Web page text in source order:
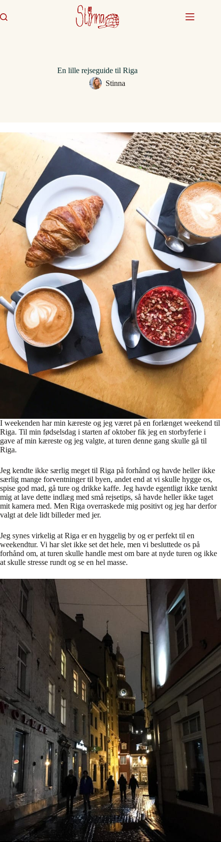
til
indhold
En lille rejseguide til Riga
Stinna
I weekenden har min kæreste og jeg været på en forlænget weekend til
Riga. Til min fødselsdag i starten af oktober fik jeg en storbyferie i
gave af min kæreste og jeg valgte, at turen denne gang skulle gå til
Riga.
Jeg kendte ikke særlig meget til Riga på forhånd og havde heller ikke
særlig mange forventninger til byen, andet end at vi skulle hygge os,
spise god mad, gå ture og drikke kaffe. Jeg havde egentligt ikke tænkt
mig at lave dette indlæg med små rejsetips, så havde heller ikke taget
mit kamera med. Men Riga overraskede mig positivt og jeg har derfor
valgt at dele lidt billeder med jer.
Jeg synes virkelig at Riga er en hyggelig by og er perfekt til en
weekendtur. Vi har slet ikke set det hele, men vi besluttede os på
forhånd om, at turen skulle handle mest om bare at nyde turen og ikke
at skulle stresse rundt og se en hel masse.